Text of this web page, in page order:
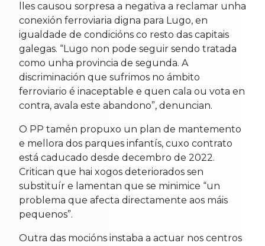
lles causou sorpresa a negativa a reclamar unha
conexión ferroviaria digna para Lugo, en
igualdade de condicións co resto das capitais
galegas. “Lugo non pode seguir sendo tratada
como unha provincia de segunda. A
discriminación que sufrimos no ámbito
ferroviario é inaceptable e quen cala ou vota en
contra, avala este abandono”, denuncian.
O PP tamén propuxo un plan de mantemento
e mellora dos parques infantís, cuxo contrato
está caducado desde decembro de 2022.
Critican que hai xogos deteriorados sen
substituír e lamentan que se minimice “un
problema que afecta directamente aos máis
pequenos”.
Outra das mocións instaba a actuar nos centros